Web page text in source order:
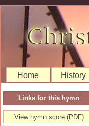
Home History
Links for this hymn
View hymn score (PDF)